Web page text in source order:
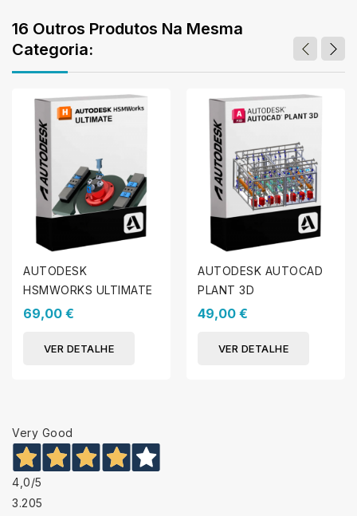
16 Outros Produtos Na Mesma
Categoria:
AUTODESK
HSMWORKS ULTIMATE
69,00 €
VER DETALHE
AUTODESK AUTOCAD
PLANT 3D
49,00 €
VER DETALHE
Very Good
4,0/5
3.205